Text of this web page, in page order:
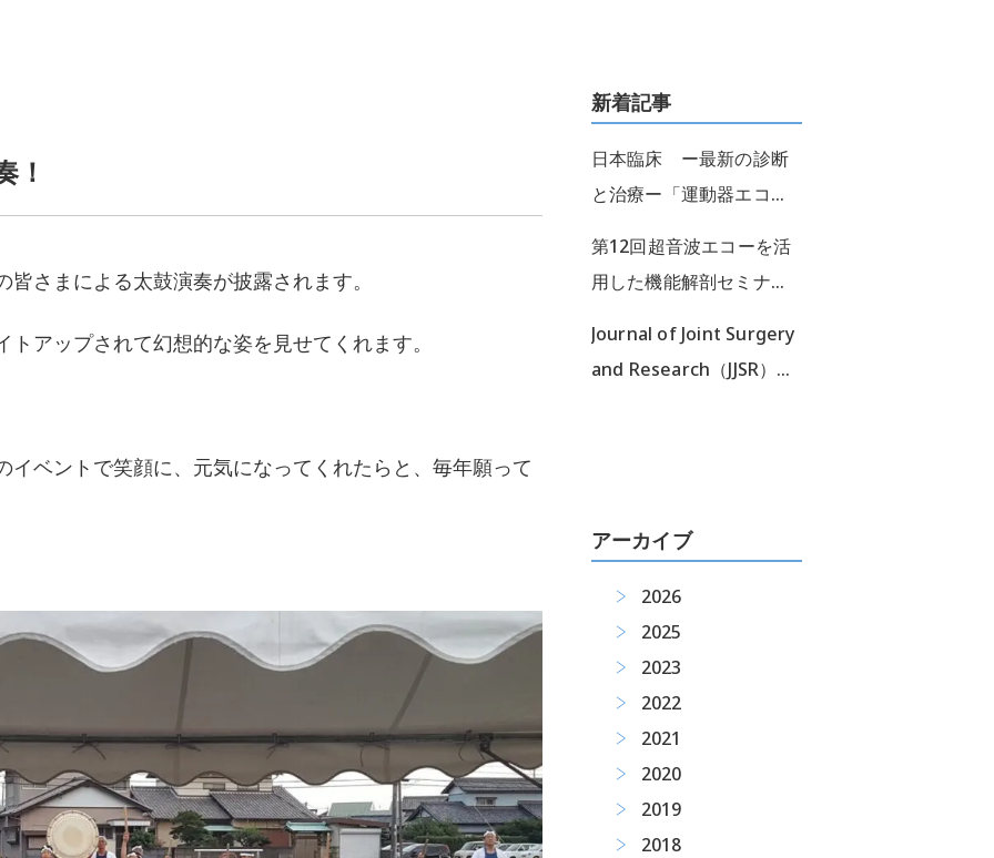
！
さまによる太鼓演奏が披露されます。
アップされて幻想的な姿を見せてくれます。
イベントで笑顔に、元気になってくれたらと、毎年願って
新着記事
日本臨床 ー最新の診断
と治療ー「運動器エコ
た！
第12回超音波エコーを活
用した機能解剖セミナー
Journal of Joint Surgery
and Research（JJSR）：
アーカイブ
2026
2025
2023
2022
2021
2020
2019
2018